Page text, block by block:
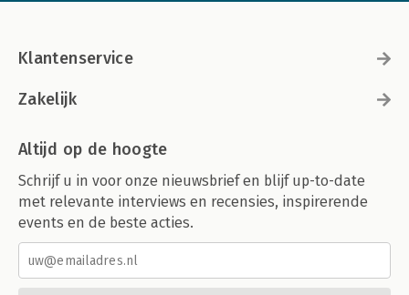
Klantenservice
Zakelijk
Altijd op de hoogte
Schrijf u in voor onze nieuwsbrief en blijf up-to-date
met relevante interviews en recensies, inspirerende
events en de beste acties.